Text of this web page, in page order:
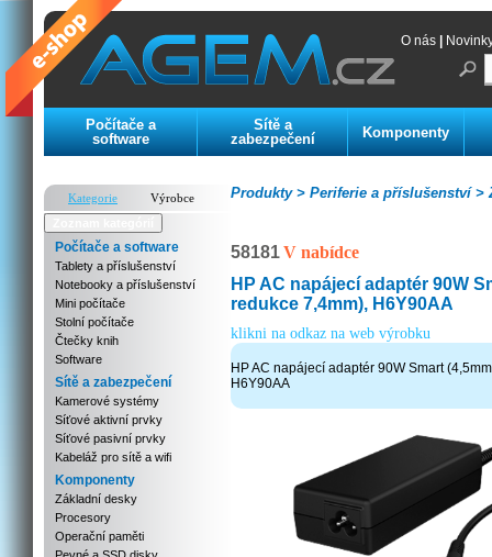
O nás
Počítače a
software
Sítě a
zabezpečení
Komponenty
Kategorie
Výrobce
Počítače a software
Tablety a příslušenství
Notebooky a příslušenství
Mini počítače
Stolní počítače
Čtečky knih
Software
Sítě a zabezpečení
Kamerové systémy
Síťové aktivní prvky
Síťové pasivní prvky
Kabeláž pro sítě a wifi
Komponenty
Základní desky
Procesory
Operační paměti
Periferie a příslušenství >
Produkty >
58181V nabídce
HP AC napájecí adaptér 90W
redukce 7,4mm), H6Y90AA
klikni na odkaz na web výrobku
HP AC napájecí adaptér 90W Smart
H6Y90AA